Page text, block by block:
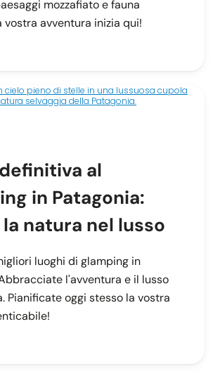
mozzafiato e fauna
vostra avventura inizia qui!
al
in Patagonia:
natura nel lusso
luoghi di glamping in
l'avventura e il lusso
Pianificate oggi stesso la vostra